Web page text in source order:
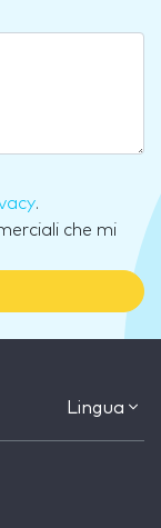
.
che mi
Lingua